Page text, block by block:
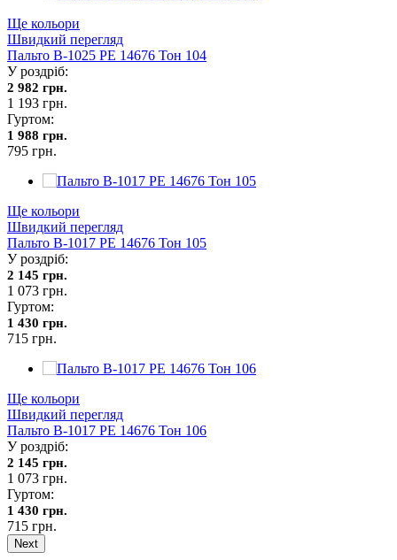
Ще кольори
Швидкий перегляд
Пальто В-1025 PE 14676 Тон 104
У роздріб:
2 982 грн.
1 193 грн.
Гуртом:
1 988 грн.
795 грн.
Ще кольори
Швидкий перегляд
Пальто В-1017 PE 14676 Тон 105
У роздріб:
2 145 грн.
1 073 грн.
Гуртом:
1 430 грн.
715 грн.
Ще кольори
Швидкий перегляд
Пальто В-1017 PE 14676 Тон 106
У роздріб:
2 145 грн.
1 073 грн.
Гуртом:
1 430 грн.
715 грн.
Next